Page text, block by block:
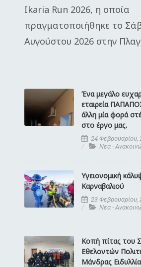
Ikaria Run 2026, η οποία
πραγματοποιήθηκε το
Αυγούστου 2026 στην
Ένα μεγάλο
εταιρεία
άλλη μία φορά
στο έργο μας.
24 Φεβρουαρίου,
Νέα -
Υγειονομική
Καρναβαλιού
23 Φεβρουαρίου,
Νέα -
Κοπή πίτας του
Εθελοντών
Μάνδρας